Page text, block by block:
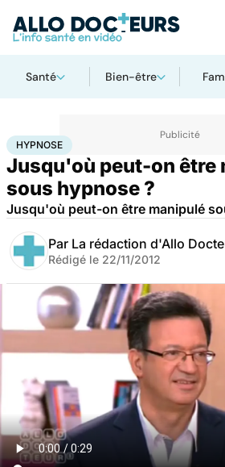
Santé Bien-être
AccueilSanté
HYPNOSE
Jusqu'où peut-on être
sous hypnose ?
Jusqu'où peut-on être manipulé
Par La rédaction d'Allo
Rédigé le 22/11/2012